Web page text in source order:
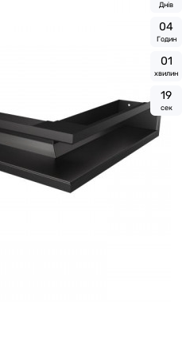
Днів
04
Годин
01
хвилин
18
сек